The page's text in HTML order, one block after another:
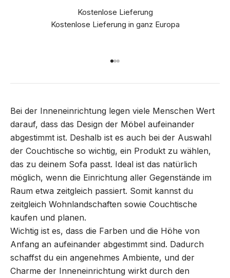
Kostenlose Lieferung
Kostenlose Lieferung in ganz Europa
Bei der Inneneinrichtung legen viele Menschen Wert
darauf, dass das Design der Möbel aufeinander
abgestimmt ist. Deshalb ist es auch bei der Auswahl
der Couchtische so wichtig, ein Produkt zu wählen,
das zu deinem Sofa passt. Ideal ist das natürlich
möglich, wenn die Einrichtung aller Gegenstände im
Raum etwa zeitgleich passiert. Somit kannst du
zeitgleich Wohnlandschaften sowie Couchtische
kaufen und planen.
Wichtig ist es, dass die Farben und die Höhe von
Anfang an aufeinander abgestimmt sind. Dadurch
schaffst du ein angenehmes Ambiente, und der
Charme der Inneneinrichtung wirkt durch den